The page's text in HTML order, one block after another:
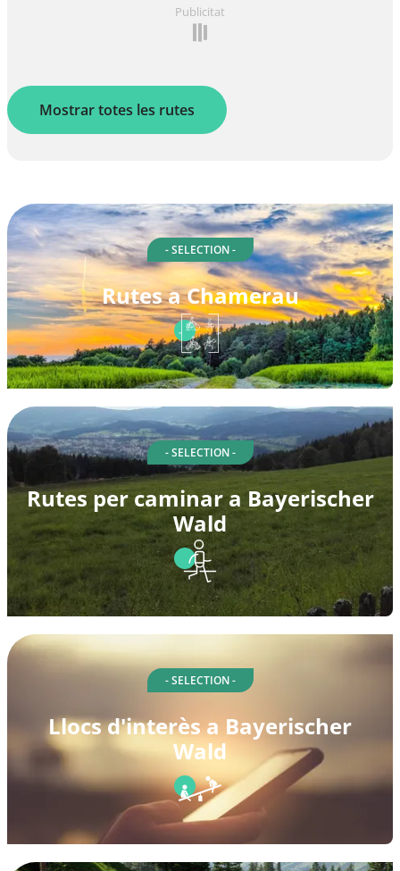
Publicitat
Mostrar totes les rutes
- SELECTION -
Rutes a Chamerau
- SELECTION -
Rutes per caminar a Bayerischer
Wald
- SELECTION -
Llocs d'interès a Bayerischer
Wald